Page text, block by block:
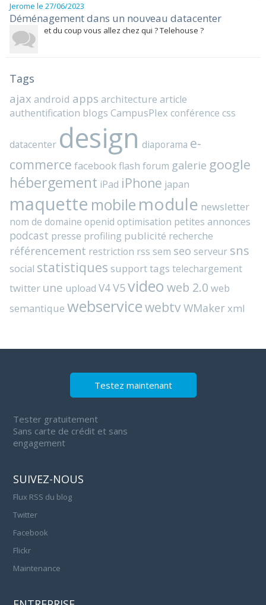
Jerome le 27/06/2023
Déménagement dans un nouveau datacenter
et du coup vous allez chez qui ? Telehouse ?
Tags
ajax android apps architecture article
authentification blogs CampusPlex conférence css
datacenter design diaporama e-
commerce facebookflash forum galerie google
hébergement iPad iPhone japan
maquette mobile module newsletter
nom de domaine openid optimisation petites annonces
podcast presse profiling publicité recherche
référencement restriction rss sem seo serveur sns
social statistiques supporttags telechargement
twitter une upload V4V5video web 2.0 web
semantique webservicewebtvWMakerxml
Testez maintenant
Tester gratuitement
Sans carte de crédit et sans
engagement
SUIVEZ-NOUS
Flux RSS du blog
Twitter
Facebook
Flickr
Maintenance